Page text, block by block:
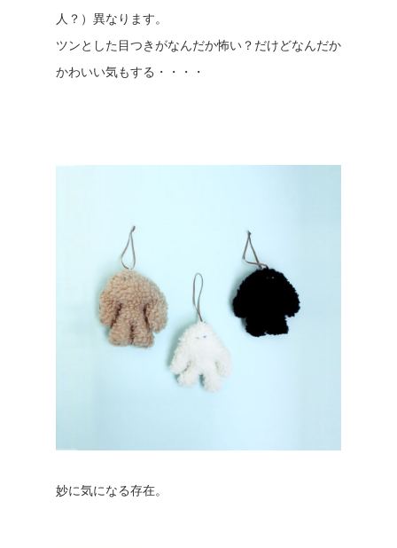
人？）異なります。
ツンとした目つきがなんだか怖い？だけどなんだか
かわいい気もする・・・・
妙に気になる存在。